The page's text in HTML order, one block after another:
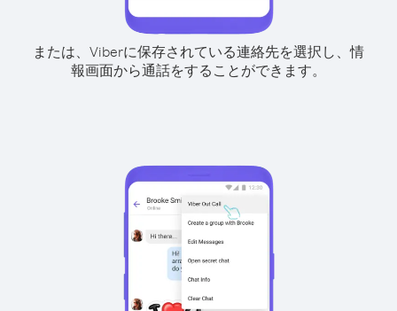
または、Viberに保存されている連絡先を選択し、情
報画面から通話をすることができます。